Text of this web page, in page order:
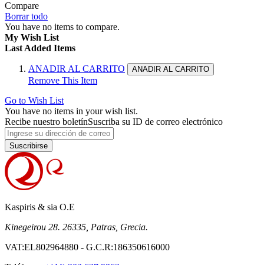
Compare
Borrar todo
You have no items to compare.
My Wish List
Last Added Items
ANADIR AL CARRITO ANADIR AL CARRITO
Remove This Item
Go to Wish List
You have no items in your wish list.
Recibe nuestro boletínSuscriba su ID de correo electrónico
Suscribirse
Kaspiris & sia O.E
Kinegeirou 28. 26335, Patras, Grecia.
VAT:EL802964880 - G.C.R:186350616000